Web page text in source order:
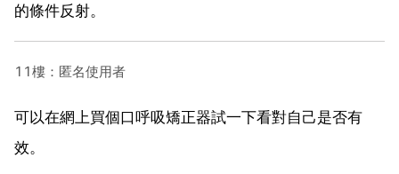
的條件反射。
11樓：匿名使用者
可以在網上買個口呼吸矯正器試一下看對自己是否有
效。